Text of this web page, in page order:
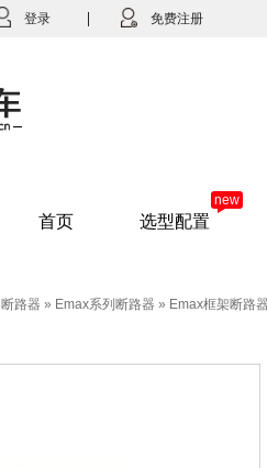
登录 免费注册
首页 选型配置
new
路器 » Emax系列断路器 » Emax框架断路